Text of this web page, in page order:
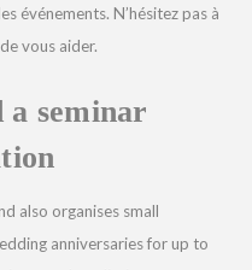
événements.N’hésitez pas à
vous aider.
a seminar
also organises small
anniversaries for up to